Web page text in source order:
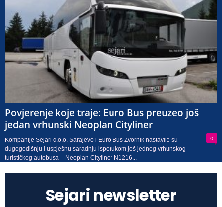
Povjerenje koje traje: Euro Bus preuzeo još
jedan vrhunski Neoplan Cityliner
0
Kompanije Sejari d.o.o. Sarajevo i Euro Bus Zvornik nastavile su
dugogodišnju i uspješnu saradnju isporukom još jednog vrhunskog
turističkog autobusa – Neoplan Cityliner N1216...
Sejari newsletter